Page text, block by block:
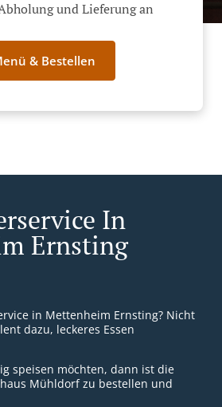
und Lieferung an
& Bestellen
In
Ernsting
in Mettenheim Ernsting? Nicht
dazu, leckeres Essen
speisen möchten, dann ist die
Mühldorf zu bestellen und